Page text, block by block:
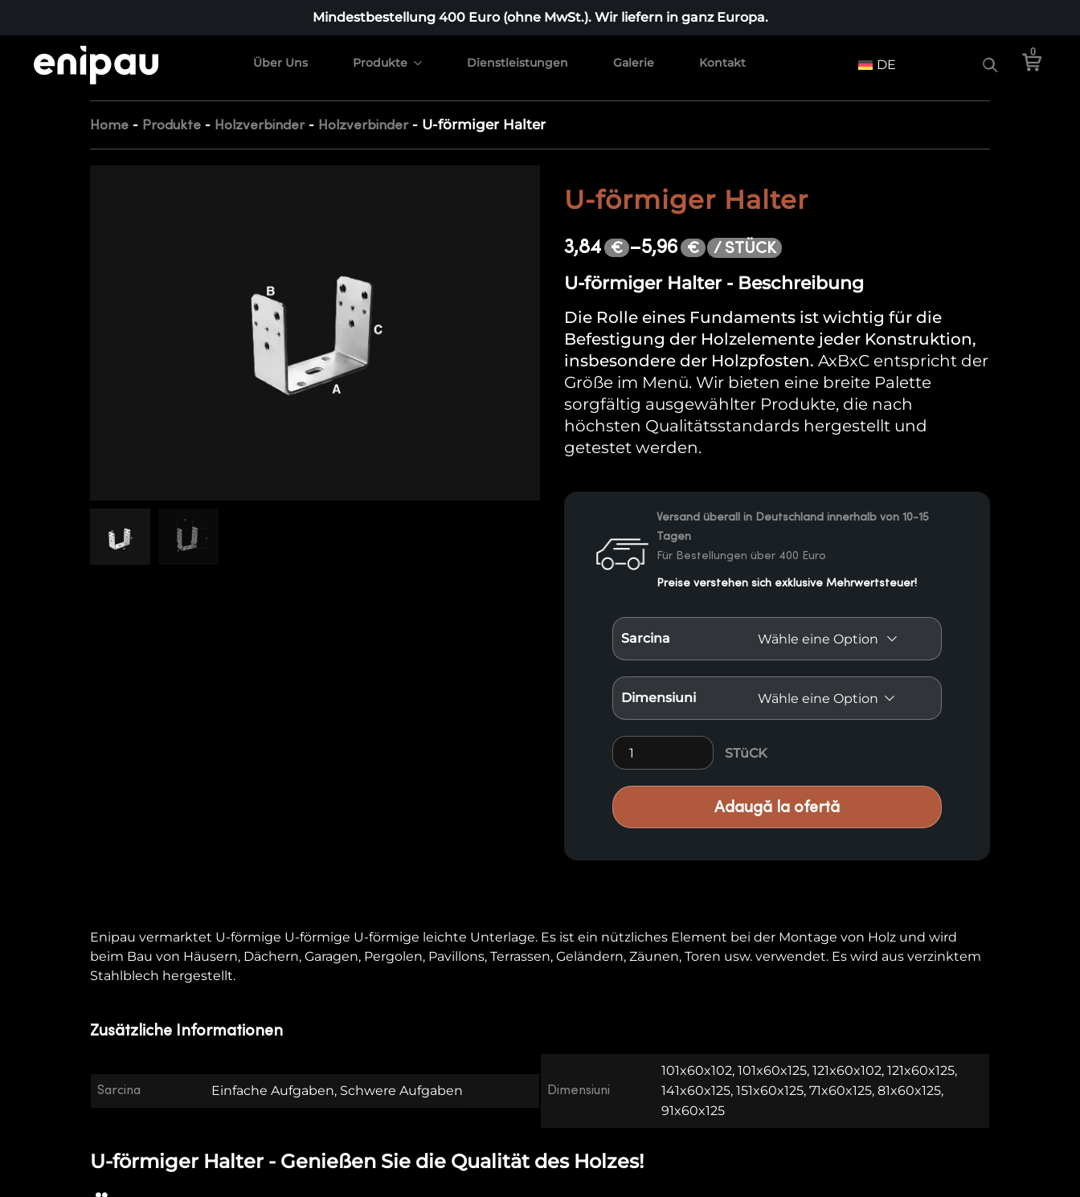
Mindestbestellung 400 Euro (ohne MwSt.). Wir liefern in ganz Europa.
Über Uns Produkte Dienstleistungen Galerie Kontakt DE
0
Home - Produkte - Holzverbinder- Holzverbinder- U-förmiger Halter
U-förmiger Halter
3,84 € –5,96 € / STÜCK
U-förmiger Halter - Beschreibung
Die Rolle eines Fundaments ist wichtig für die
Befestigung der Holzelemente jeder Konstruktion,
insbesondere der Holzpfosten. AxBxC entspricht der
Größe im Menü. Wir bieten eine breite Palette
sorgfältig ausgewählter Produkte, die nach
höchsten Qualitätsstandards hergestellt und
getestet werden.
Versand überall in Deutschland innerhalb von 10-15
Tagen
Für Bestellungen über 400 Euro
Preise verstehen sich exklusive Mehrwertsteuer!
Sarcina
Dimensiuni
U-förmiger Halter Menge
STüCK
Adaugă la ofertă
Enipau vermarktet U-förmige U-förmige U-förmige leichte Unterlage. Es ist ein nützliches Element bei der Montage von Holz und wird
beim Bau von Häusern, Dächern, Garagen, Pergolen, Pavillons, Terrassen, Geländern, Zäunen, Toren usw. verwendet. Es wird aus verzinktem
Stahlblech hergestellt.
Zusätzliche Informationen
Sarcina Einfache Aufgaben, Schwere Aufgaben Dimensiuni
101x60x102, 101x60x125, 121x60x102, 121x60x125,
141x60x125, 151x60x125, 71x60x125, 81x60x125,
91x60x125
U-förmiger Halter - Genießen Sie die Qualität des Holzes!